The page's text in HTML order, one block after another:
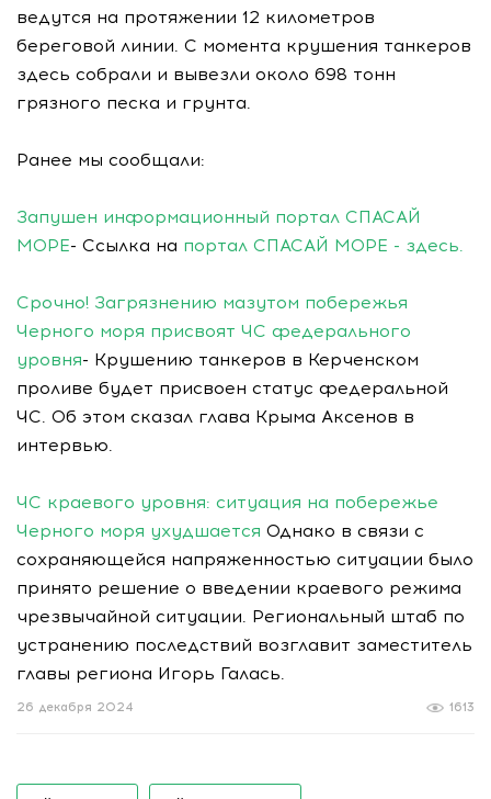
ведутся на протяжении 12 километров
береговой линии. С момента крушения танкеров
здесь собрали и вывезли около 698 тонн
грязного песка и грунта.
Ранее мы сообщали:
Запушен информационный портал СПАСАЙ
МОРЕ- Ссылка на портал СПАСАЙ МОРЕ - здесь.
Срочно! Загрязнению мазутом побережья
Черного моря присвоят ЧС федерального
уровня- Крушению танкеров в Керченском
проливе будет присвоен статус федеральной
ЧС. Об этом сказал глава Крыма Аксенов в
интервью.
ЧС краевого уровня: ситуация на побережье
Черного моря ухудшается Однако в связи с
сохраняющейся напряженностью ситуации было
принято решение о введении краевого режима
чрезвычайной ситуации. Региональный штаб по
устранению последствий возглавит заместитель
главы региона Игорь Галась.
1613
26 декабря 2024